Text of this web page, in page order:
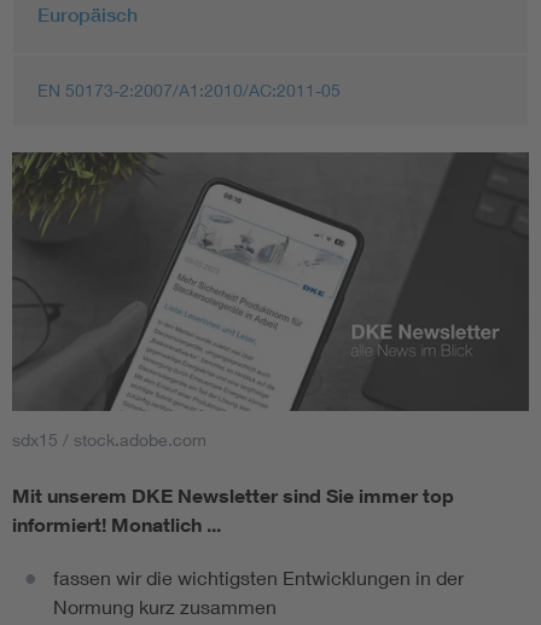
Europäisch
EN 50173-2:2007/A1:2010/AC:2011-05
sdx15 / stock.adobe.com
Mit unserem DKE Newsletter sind Sie immer top
informiert! Monatlich ...
fassen wir die wichtigsten Entwicklungen in der
Normung kurz zusammen